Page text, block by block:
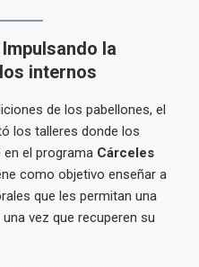
la
internos
de los pabellones, el
los talleres donde los
el programa Cárceles
como objetivo enseñar a
que les permitan una
vez que recuperen su